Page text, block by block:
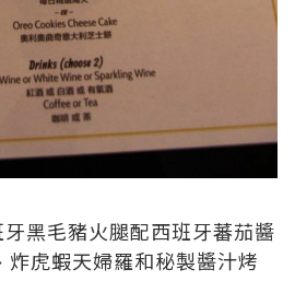
黑毛豬火腿配西班牙蕃茄醬
炸虎蝦天婦羅和秘製醬汁烤